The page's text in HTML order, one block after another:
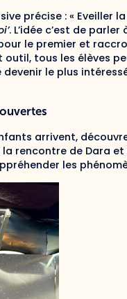
précise : « Eveiller
. L’idée c’est de
le premier et
outil, tous les élèves
le plus
arrivent,
rencontre de Dara
les